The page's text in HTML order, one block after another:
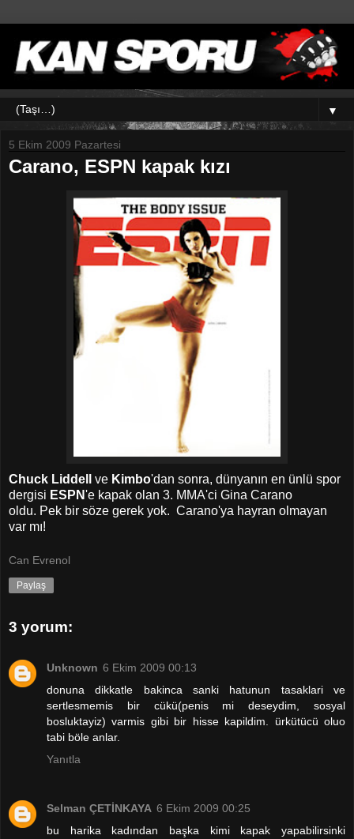
▼
5 Ekim 2009 Pazartesi
Carano, ESPN kapak kızı
Chuck Liddell ve Kimbo'dan sonra, dünyanın en ünlü spor
dergisi ESPN'e kapak olan 3. MMA'ci Gina Carano
oldu. Pek bir söze gerek yok. Carano'ya hayran olmayan
var mı!
Can Evrenol
Paylaş
3 yorum:
Unknown 6 Ekim 2009 00:13
donuna dikkatle bakinca sanki hatunun tasaklari ve
sertlesmemis bir cükü(penis mi deseydim, sosyal
bosluktayiz) varmis gibi bir hisse kapildim. ürkütücü oluo
tabi böle anlar.
Yanıtla
Selman ÇETİNKAYA 6 Ekim 2009 00:25
bu harika kadından başka kimi kapak yapabilirsinki